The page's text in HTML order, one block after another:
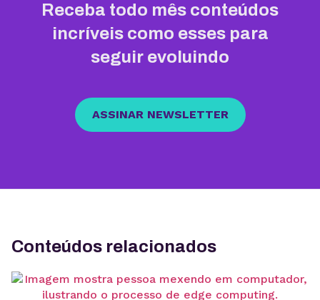
Receba todo mês conteúdos
incríveis como esses para
seguir evoluindo
ASSINAR NEWSLETTER
Conteúdos relacionados